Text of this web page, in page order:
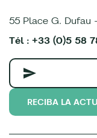
55 Place G.
Tél : +33 (0)5 58
RECIBA LA